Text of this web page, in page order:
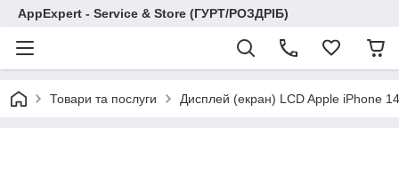
AppExpert - Service & Store (ГУРТ/РОЗДРІБ)
Товари та послуги Дисплей (екран) LCD Apple iPhone